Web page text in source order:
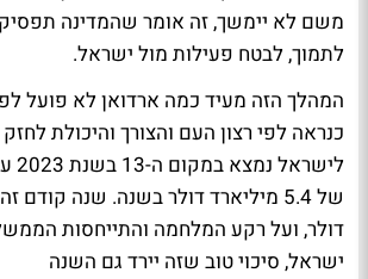
משם לא יימשך, זה אומר שהמדינה
לתמוך, לבטח פעילות מול ישראל.
המהלך הזה מעיד כמה ארדואן לא פועל
כנראה לפי רצון העם והצורך והיכולת
דולר, ועל רקע המלחמה והתייחסות
ישראל, סיכוי טוב שזה יירד גם השנה